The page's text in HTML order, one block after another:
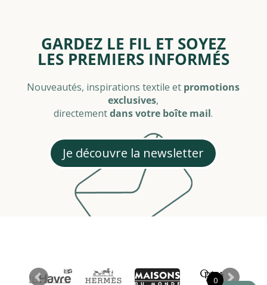
GARDEZ LE FIL ET SOYEZ
LES PREMIERS INFORMÉS
Nouveautés, inspirations textile et promotions
exclusives,
directementdans votre boîte mail.
Je découvre la newsletter
0